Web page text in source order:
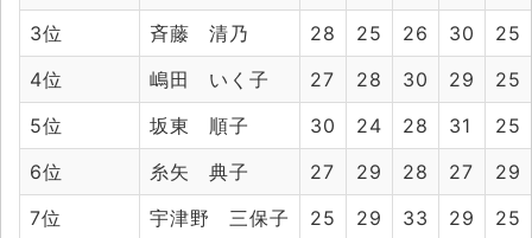
3位
斉藤 清乃 28 25 26 30
25
4位
嶋田 いく子 27 28 30 29
25
5位
坂東 順子 30 24 28 31
25
6位
糸矢 典子 27 29 28 27
29
7位
宇津野 三保子 25 29 33 29
25